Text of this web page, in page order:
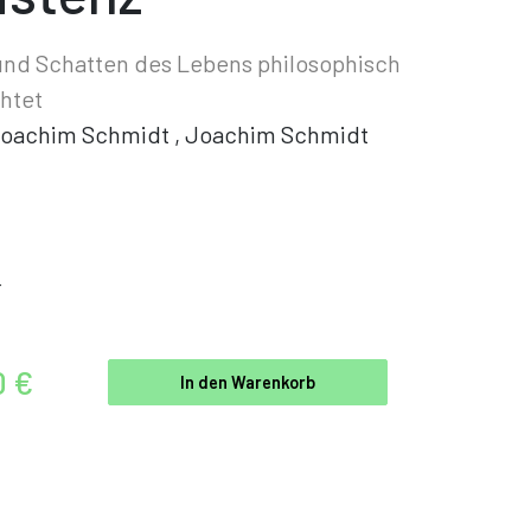
Schatten des Lebens philosophisch
Schmidt ,Joachim Schmidt
€ In den Warenkorb